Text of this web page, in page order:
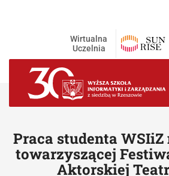
Wirtualna
Uczelnia
Praca studenta
towarzyszącej
Aktorskiej